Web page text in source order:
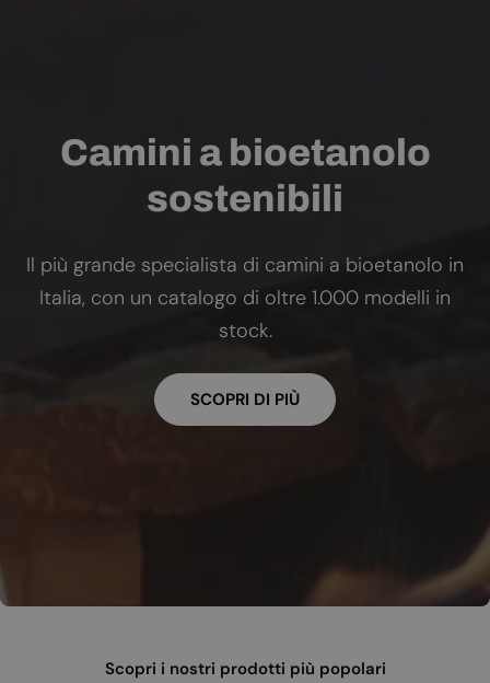
Camini a bioetanolo
sostenibili
Il più grande specialista di camini a bioetanolo in
Italia, con un catalogo di oltre 1.000 modelli in
stock.
SCOPRI DI PIÙ
Scopri i nostri prodotti più popolari